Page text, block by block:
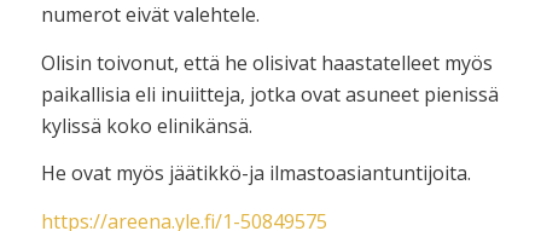
numerot eivät valehtele.
Olisin toivonut, että he olisivat haastatelleet myös
paikallisia eli inuiitteja, jotka ovat asuneet pienissä
kylissä koko elinikänsä.
He ovat myös jäätikkö-ja ilmastoasiantuntijoita.
https://areena.yle.fi/1-50849575